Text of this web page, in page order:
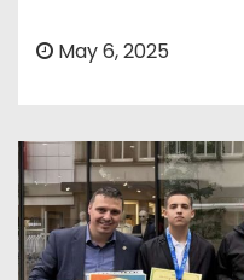
May 6, 2025